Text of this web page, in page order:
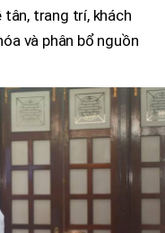
trang trí, khách
và phân bổ nguồn